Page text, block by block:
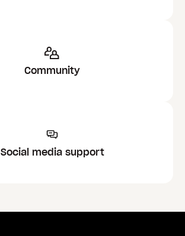
Community
Social media support